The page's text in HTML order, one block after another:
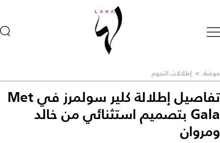
موضة > إطلالات النجوم
تفاصيل إطلالة كلير سولمرز في Met
Gala بتصميم استثنائي من خالد
ومروان